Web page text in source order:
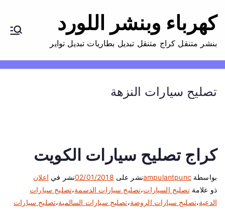
إ
كهرباء وبنشر اللورد
بنشر متنقل كراج متنقل تبديل بطاريات تبديل تواير
تصليح سيارات النزهة
كراج تصليح سيارات الكويت
بواسطة ampulantpuncنشر على 02/01/2018نشر في اعلان
ذو علامةتصليح السيارات،تصليح سيارات الدسمة،تصليح سيارات
الدعية،تصليح سيارات الروضة،تصليح سيارات السالمية،تصليح سيارات